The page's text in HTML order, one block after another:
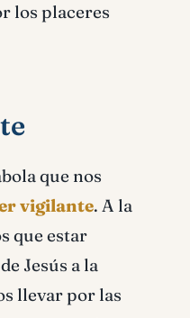
los placeres
que nos
vigilante. A la
que estar
Jesús a la
llevar por las